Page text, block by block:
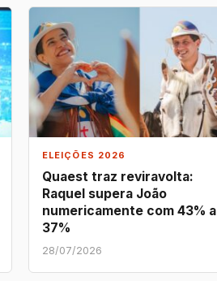
ELEIÇÕES 2026
Quaest traz reviravolta:
Raquel supera João
numericamente com 43% a
37%
28/07/2026